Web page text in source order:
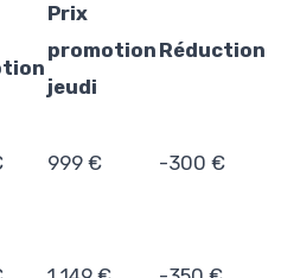
Prix
promotion
jeudi
Réduction
999 € -300 €